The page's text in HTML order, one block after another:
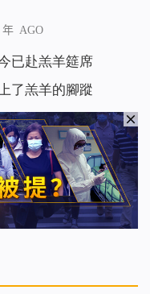
享
年 AGO
已赴羔羊筵席
了羔羊的腳蹤